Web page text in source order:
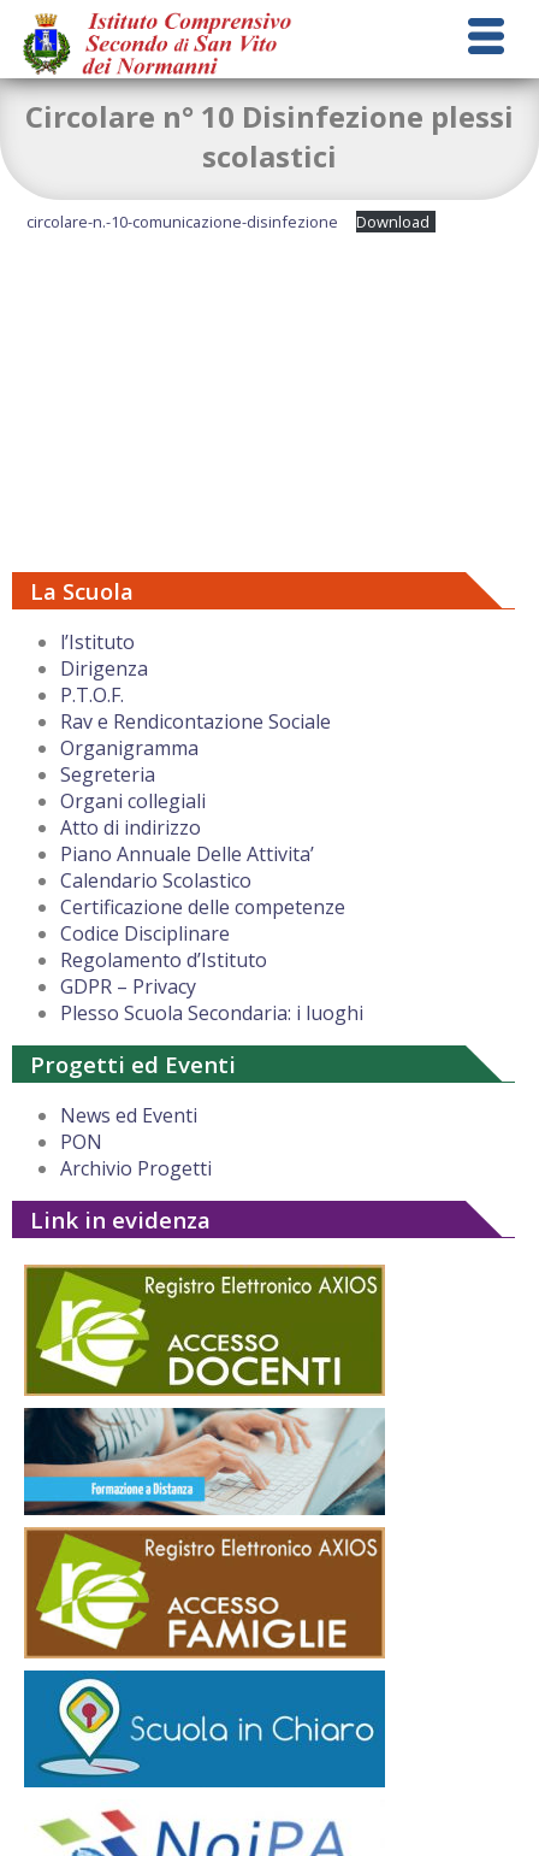
La Scuola
l’Istituto
Dirigenza
P.T.O.F.
Rav e Rendicontazione Sociale
Organigramma
Segreteria
Organi collegiali
Atto di indirizzo
Piano Annuale Delle Attivita’
Calendario Scolastico
Certificazione delle competenze
Codice Disciplinare
Regolamento d’Istituto
GDPR – Privacy
Plesso Scuola Secondaria: i luoghi
Progetti ed Eventi
News ed Eventi
PON
Archivio Progetti
Link in evidenza
Circolare n° 10 Disinfezione plessi
scolastici
circolare-n.-10-comunicazione-disinfezione Download